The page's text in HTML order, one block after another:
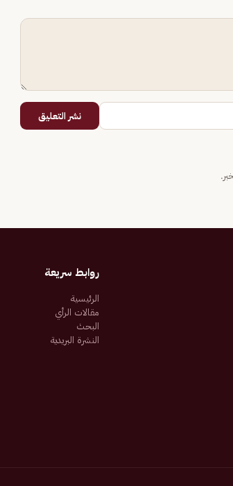
نشر التعليق
روابط سريعة
الرئيسية
مقالات الرأي
البحث
النشرة البريدية